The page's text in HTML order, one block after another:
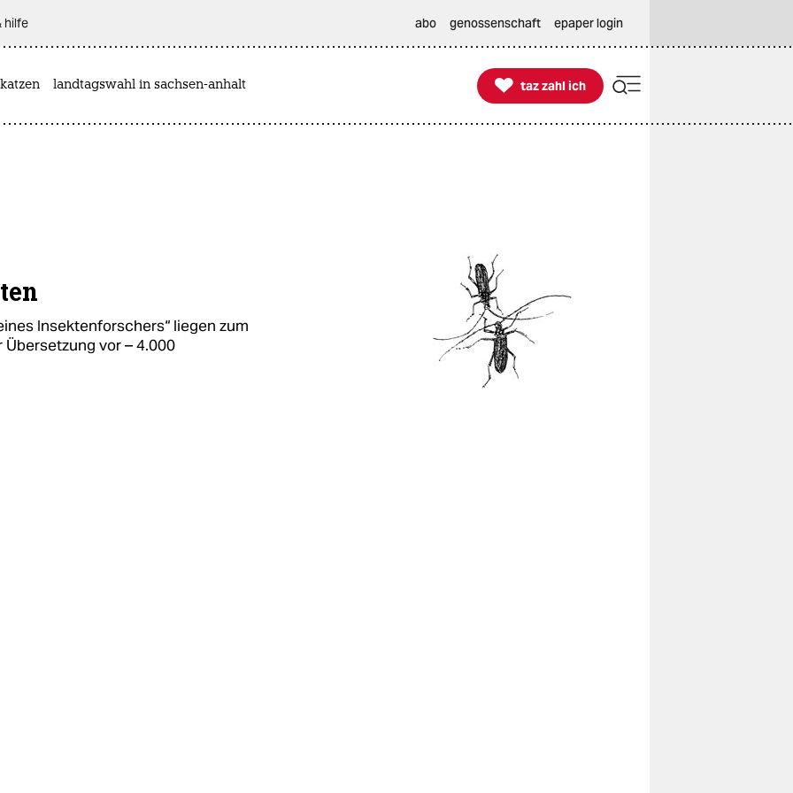
hilfe abo genossenschaft epaper login
katzen landtagswahl in sachsen-anhalt 
taz zahl ich
taz zahl ich
Insektenforschers“ liegen zum
vor – 4.000